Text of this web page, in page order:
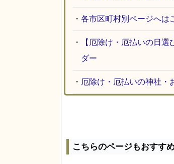
・ 各市区町村別ページへは
・
【厄除け・厄払いの日
ダー
・ 厄除け・厄払いの神社・
こちらのページもおすす